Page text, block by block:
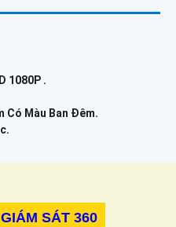
1080P .
Có Màu Ban Ðêm.
SÁT 360